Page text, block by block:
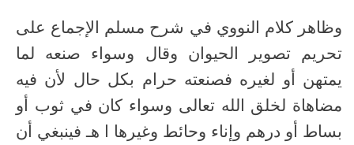
وظاهر كلام النووي في شرح مسلم الإجماع على
تحريم تصوير الحيوان وقال وسواء صنعه لما
يمتهن أو لغيره فصنعته حرام بكل حال لأن فيه
مضاهاة لخلق الله تعالى وسواء كان في ثوب أو
بساط أو درهم وإناء وحائط وغيرها ا هـ فينبغي أن